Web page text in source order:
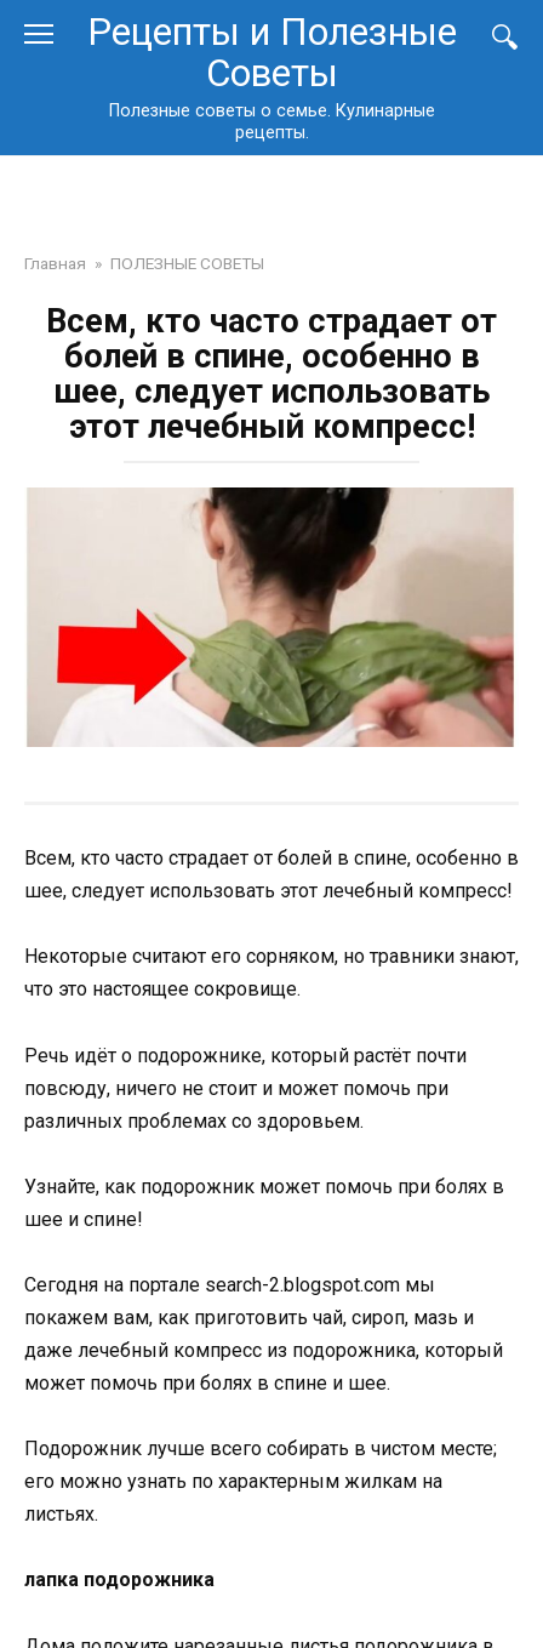
Рецепты и Полезные
Советы
Полезные советы о семье. Кулинарные
рецепты.
Главная » ПОЛЕЗНЫЕ СОВЕТЫ
Всем, кто часто страдает от
болей в спине, особенно в
шее, следует использовать
этот лечебный компресс!
Всем, кто часто страдает от болей в спине, особенно в
шее, следует использовать этот лечебный компресс!
Некоторые считают его сорняком, но травники знают,
что это настоящее сокровище.
Речь идёт о подорожнике, который растёт почти
повсюду, ничего не стоит и может помочь при
различных проблемах со здоровьем.
Узнайте, как подорожник может помочь при болях в
шее и спине!
Сегодня на портале search-2.blogspot.com мы
покажем вам, как приготовить чай, сироп, мазь и
даже лечебный компресс из подорожника, который
может помочь при болях в спине и шее.
Подорожник лучше всего собирать в чистом месте;
его можно узнать по характерным жилкам на
листьях.
лапка подорожника